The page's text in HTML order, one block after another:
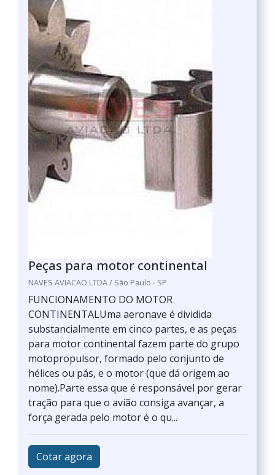
Peças para motor continental
NAVES AVIACAO LTDA / São Paulo - SP
FUNCIONAMENTO DO MOTOR
CONTINENTALUma aeronave é dividida
substancialmente em cinco partes, e as peças
para motor continental fazem parte do grupo
motopropulsor, formado pelo conjunto de
hélices ou pás, e o motor (que dá origem ao
nome).Parte essa que é responsável por gerar
tração para que o avião consiga avançar, a
força gerada pelo motor é o qu...
Cotar agora